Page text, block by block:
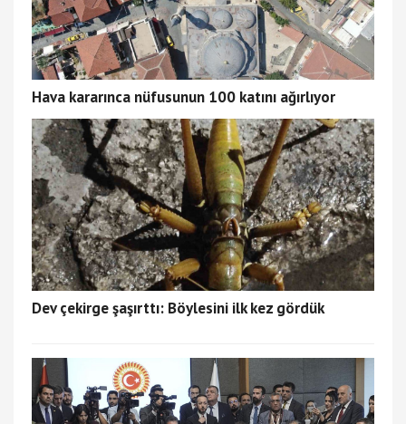
Hava kararınca nüfusunun 100 katını ağırlıyor
Dev çekirge şaşırttı: Böylesini ilk kez gördük